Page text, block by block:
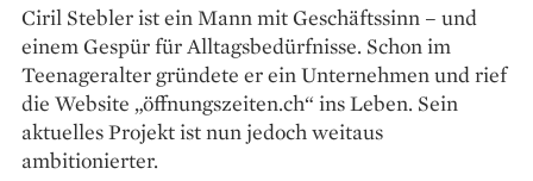
Ciril Stebler ist ein Mann mit ­Geschäftssinn – und
einem Gespür für Alltagsbedürfnisse. Schon im
Teenageralter gründete er ein Unternehmen und rief
die Website „öffnungszeiten.ch“ ins Leben. Sein
aktuelles Projekt ist nun je­doch weitaus
ambitionierter.